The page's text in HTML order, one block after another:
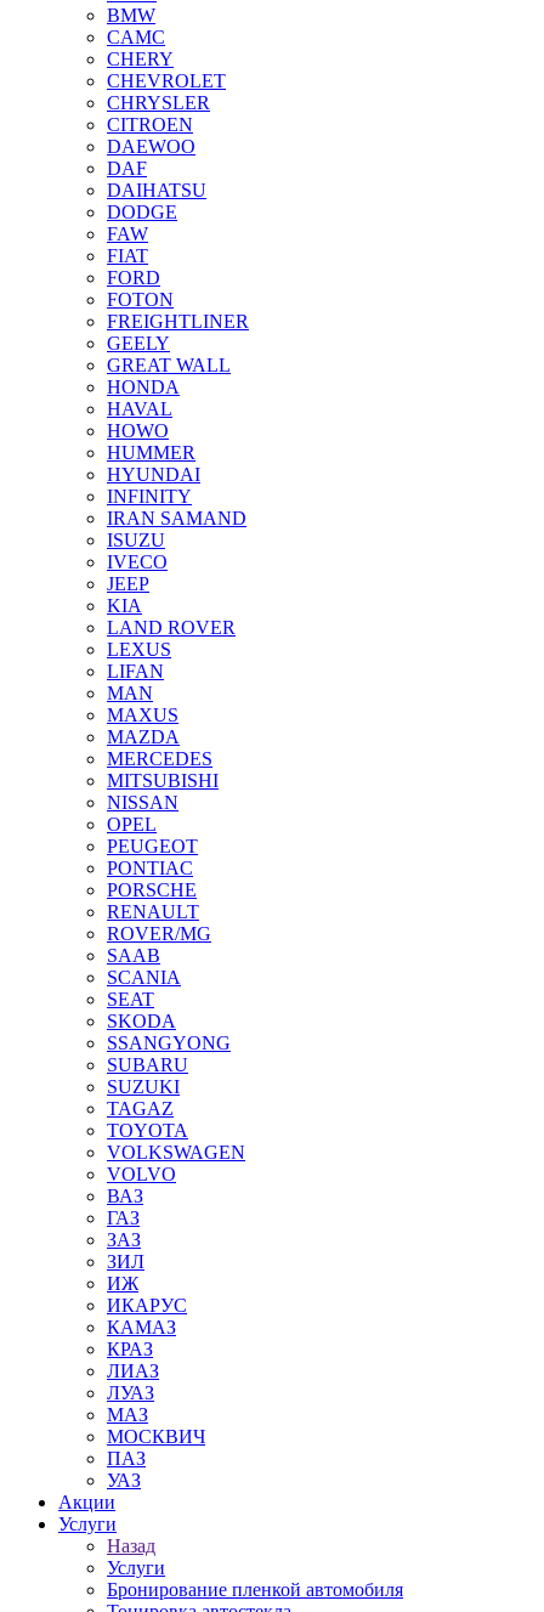
BMW
CAMC
CHERY
CHEVROLET
CHRYSLER
CITROEN
DAEWOO
DAF
DAIHATSU
DODGE
FAW
FIAT
FORD
FOTON
FREIGHTLINER
GEELY
GREAT WALL
HONDA
HAVAL
HOWO
HUMMER
HYUNDAI
INFINITY
IRAN SAMAND
ISUZU
IVECO
JEEP
KIA
LAND ROVER
LEXUS
LIFAN
MAN
MAXUS
MAZDA
MERCEDES
MITSUBISHI
NISSAN
OPEL
PEUGEOT
PONTIAC
PORSCHE
RENAULT
ROVER/MG
SAAB
SCANIA
SEAT
SKODA
SSANGYONG
SUBARU
SUZUKI
TAGAZ
TOYOTA
VOLKSWAGEN
VOLVO
ВАЗ
ГАЗ
ЗАЗ
ЗИЛ
ИЖ
ИКАРУС
КАМАЗ
КРАЗ
ЛИАЗ
ЛУАЗ
МАЗ
МОСКВИЧ
ПАЗ
УАЗ
Акции
Услуги
Назад
Услуги
Бронирование пленкой автомобиля